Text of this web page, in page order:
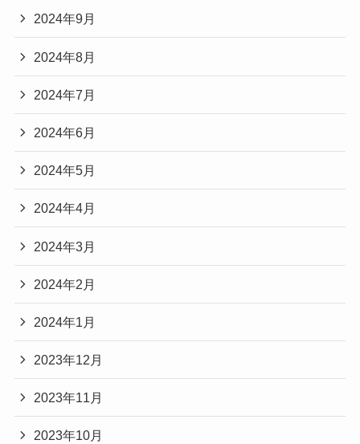
2024年9月
2024年8月
2024年7月
2024年6月
2024年5月
2024年4月
2024年3月
2024年2月
2024年1月
2023年12月
2023年11月
2023年10月